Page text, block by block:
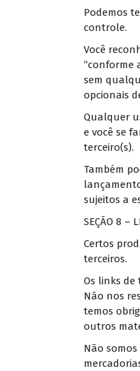
Podemos
controle.
Você
“conforme
sem
opcionais
Qualquer
e você se
terceiro(s).
Também
sujeitos a
SEÇÃO 8 –
Certos
terceiros.
Os links de
Não nos
temos
outros
Não